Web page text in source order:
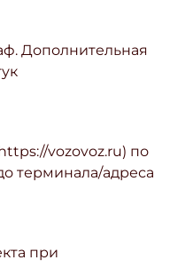
Дополнительная
vozovoz.ru) по
терминала/адреса
при